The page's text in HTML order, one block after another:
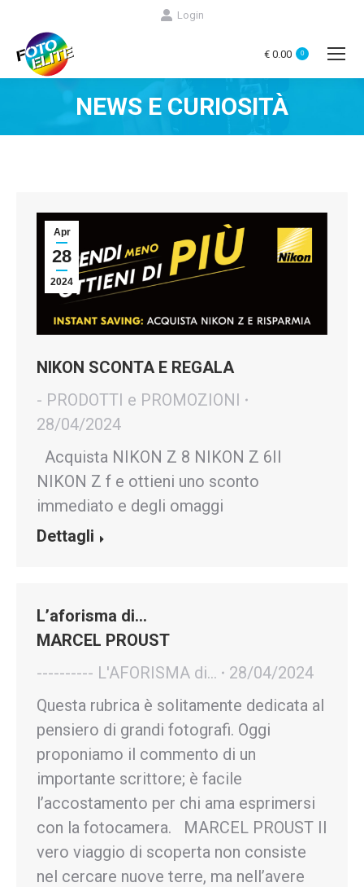
Login
€ 0.00 0
NEWS E CURIOSITÀ
You are here:
Apr
28
2024
NIKON SCONTA E REGALA
- PRODOTTI e PROMOZIONI
28/04/2024
Acquista NIKON Z 8 NIKON Z 6II
NIKON Z f e ottieni uno sconto
immediato e degli omaggi
Dettagli
L’aforisma di…
MARCEL PROUST
---------- L'AFORISMA di...
28/04/2024
Questa rubrica è solitamente dedicata al
pensiero di grandi fotografi. Oggi
proponiamo il commento di un
importante scrittore; è facile
l’accostamento per chi ama esprimersi
con la fotocamera. MARCEL PROUST Il
vero viaggio di scoperta non consiste
nel cercare nuove terre, ma nell’avere